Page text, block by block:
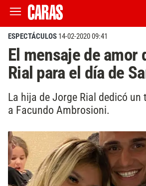
ESPECTÁCULOS 14-02-2020 09:41
El mensaje de amor
Rial para el día de
La hija de Jorge Rial dedicó un
a Facundo Ambrosioni.